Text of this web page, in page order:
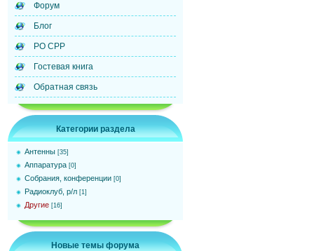
Форум
Блог
РО СРР
Гостевая книга
Обратная связь
Категории раздела
Антенны [35]
Аппаратура [0]
Собрания, конференции [0]
Радиоклуб, р/л [1]
Другие [16]
Новые темы форума